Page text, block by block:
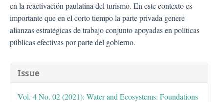
en la reactivación paulatina del turismo. En este contexto es
importante que en el corto tiempo la parte privada genere
alianzas estratégicas de trabajo conjunto apoyadas en políticas
públicas efectivas por parte del gobierno.
Issue
Vol. 4 No. 02 (2021): Water and Ecosystems: Foundations